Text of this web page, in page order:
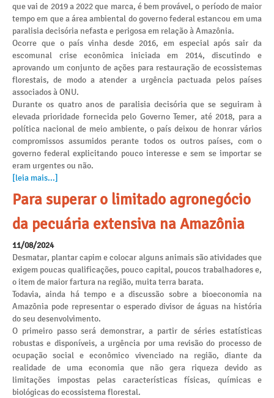
que vai de 2019 a 2022 que marca, é bem provável, o período de maior
tempo em que a área ambiental do governo federal estancou em uma
paralisia decisória nefasta e perigosa em relação à Amazônia.
Ocorre que o país vinha desde 2016, em especial após sair da
escomunal crise econômica iniciada em 2014, discutindo e
aprovando um conjunto de ações para restauração de ecossistemas
florestais, de modo a atender a urgência pactuada pelos países
associados à ONU.
Durante os quatro anos de paralisia decisória que se seguiram à
elevada prioridade fornecida pelo Governo Temer, até 2018, para a
política nacional de meio ambiente, o país deixou de honrar vários
compromissos assumidos perante todos os outros países, com o
governo federal explicitando pouco interesse e sem se importar se
eram urgentes ou não.
[leia mais...]
Para superar o limitado agronegócio
da pecuária extensiva na Amazônia
11/08/2024
Desmatar, plantar capim e colocar alguns animais são atividades que
exigem poucas qualificações, pouco capital, poucos trabalhadores e,
o item de maior fartura na região, muita terra barata.
Todavia, ainda há tempo e a discussão sobre a bioeconomia na
Amazônia pode representar o esperado divisor de águas na história
do seu desenvolvimento.
O primeiro passo será demonstrar, a partir de séries estatísticas
robustas e disponíveis, a urgência por uma revisão do processo de
ocupação social e econômico vivenciado na região, diante da
realidade de uma economia que não gera riqueza devido as
limitações impostas pelas características físicas, químicas e
biológicas do ecossistema florestal.